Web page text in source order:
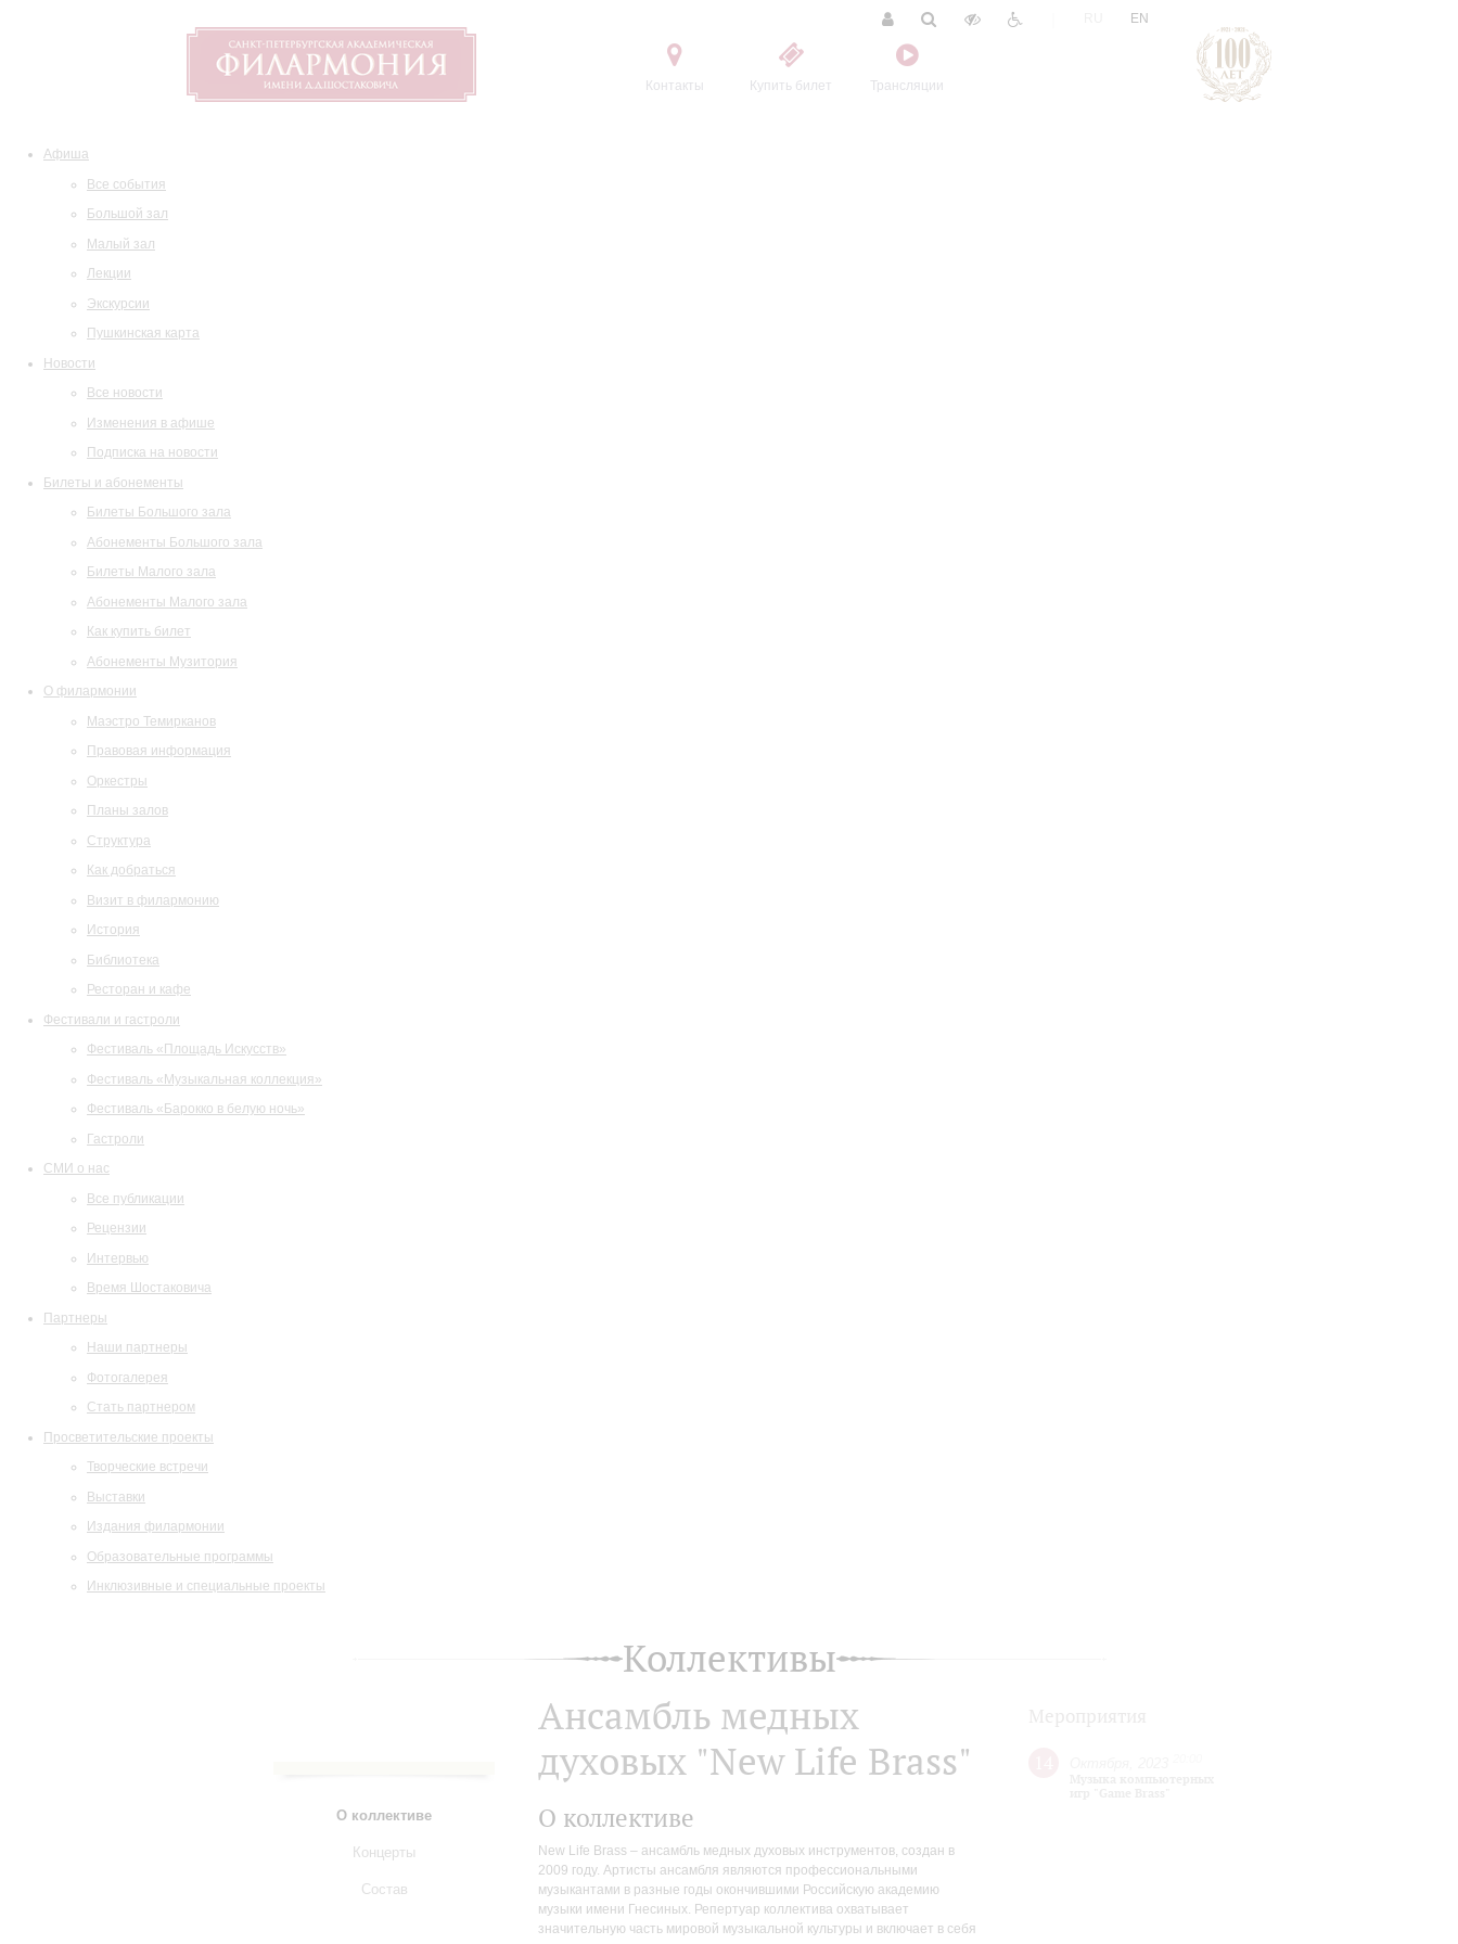
Контакты Купить билет Трансляции
EN
Афиша
Все события
Большой зал
Малый зал
Лекции
Экскурсии
Пушкинская карта
Новости
Все новости
Изменения в афише
Подписка на новости
Билеты и абонементы
Билеты Большого зала
Абонементы Большого зала
Билеты Малого зала
Абонементы Малого зала
Как купить билет
Абонементы Музитория
О филармонии
Маэстро Темирканов
Правовая информация
Оркестры
Планы залов
Структура
Как добраться
Визит в филармонию
История
Библиотека
Ресторан и кафе
Фестивали и гастроли
Фестиваль «Площадь Искусств»
Фестиваль «Музыкальная коллекция»
Фестиваль «Барокко в белую ночь»
Гастроли
СМИ о нас
Все публикации
Рецензии
Интервью
Время Шостаковича
Партнеры
Наши партнеры
Фотогалерея
Стать партнером
Просветительские проекты
Творческие встречи
Выставки
Издания филармонии
Образовательные программы
Инклюзивные и специальные проекты
Коллективы
О коллективе
Концерты
Состав
Ансамбль медных
духовых "New Life Brass"
О коллективе
New Life Brass – ансамбль медных духовых инструментов, создан в
2009 году. Артисты ансамбля являются профессиональными
музыкантами в разные годы окончившими Российскую академию
музыки имени Гнесиных. Репертуар коллектива охватывает
значительную часть мировой музыкальной культуры и включает в себя